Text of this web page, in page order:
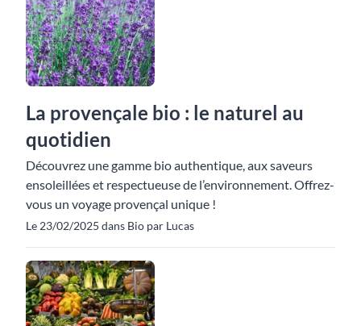
La provençale bio : le naturel au
quotidien
Découvrez une gamme bio authentique, aux saveurs
ensoleillées et respectueuse de l’environnement. Offrez-
vous un voyage provençal unique !
Le 23/02/2025 dans Bio par Lucas